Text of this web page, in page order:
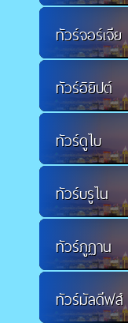
ทัวร์จอร์เจีย
ทัวร์อิยิปต์
ทัวร์ดูไบ
ทัวร์บรูไน
ทัวร์ภูฏาน
ทัวร์มัลดีฟส์